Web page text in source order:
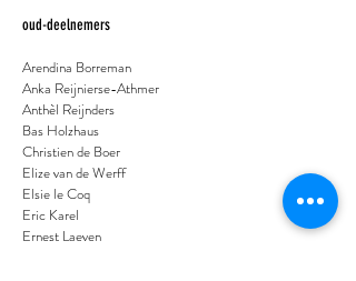
oud-deelnemers
Arendina Borreman
Anka Reijnierse-Athmer
Anthèl Reijnders
Bas Holzhaus
Christien de Boer
Elize van de Werff
Elsie le Coq
Eric Karel
Ernest Laeven